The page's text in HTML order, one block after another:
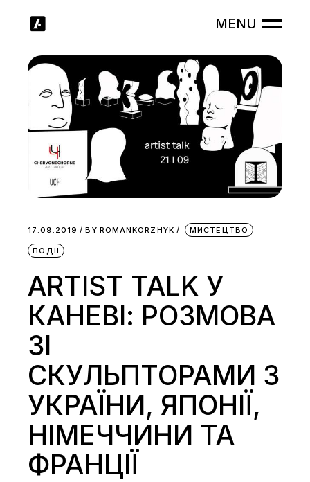
17.09.2019 BY ROMANKORZHYK МИСТЕЦТВО
ПОДІЇ
ARTIST TALK У
КАНЕВІ: РОЗМОВА
ЗІ
СКУЛЬПТОРАМИ З
УКРАЇНИ, ЯПОНІЇ,
НІМЕЧЧИНИ ТА
ФРАНЦІЇ